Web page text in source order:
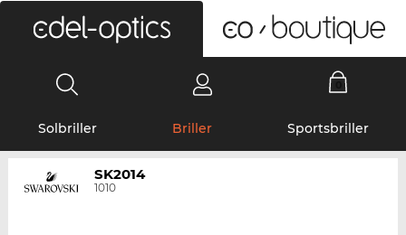
Solbriller Briller Sportsbriller
SK2014
1010